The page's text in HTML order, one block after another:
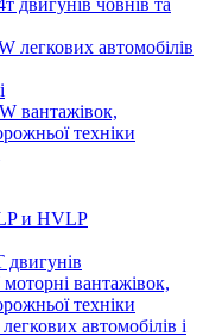
легкових автомобілів
вантажівок,
техніки
и HVLP
двигунів
вантажівок,
техніки
автомобілів і